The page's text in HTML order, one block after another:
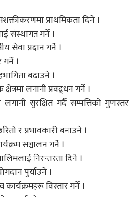
प्राथमिकता दिने ।
संस्थागत गर्ने ।
सेवा प्रदान गर्ने ।
।
बढाउने ।
लगानी प्रवद्र्धन गर्ने ।
सुरक्षित गर्दै सम्पत्तिको गुणस्तर
र प्रभावकारी बनाउने ।
सञ्चालन गर्ने ।
निरन्तरता दिने ।
पुर्याउने ।
कार्यक्रमहरू विस्तार गर्ने ।